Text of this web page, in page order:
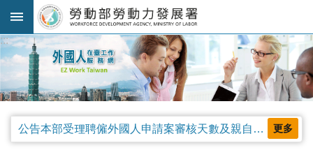
跳到主要內容區塊
進
階
搜
尋
:::
公告本部受理聘僱外國人申請案審核天數及親自領件相關事項，並自中華民國115年4月13日生效。 更多